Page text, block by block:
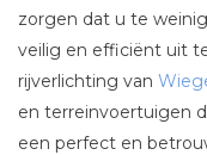
zorgen dat u te
veilig en efficiënt uit
rijverlichting van
en terreinvoertuigen
een perfect en